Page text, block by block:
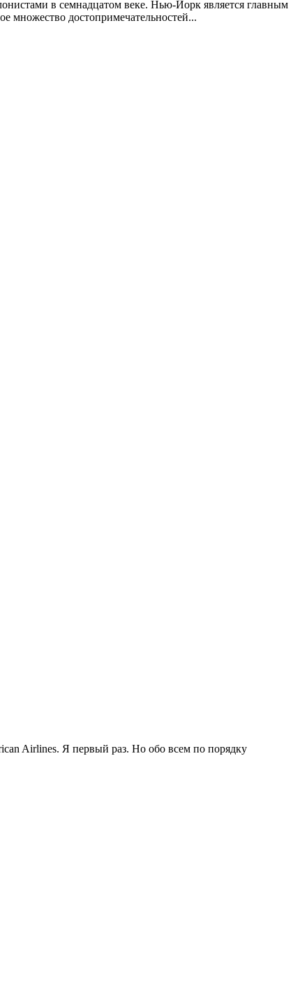
в семнадцатом веке. Нью-Йорк является главным
множество достопримечательностей...
Airlines. Я первый раз. Но обо всем по порядку